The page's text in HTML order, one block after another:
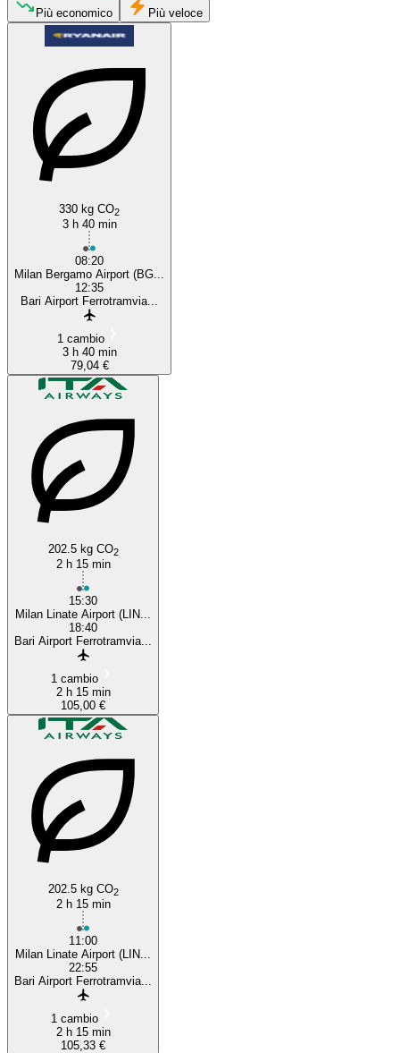
Milan
Più economico Più veloce
330 kg CO2
3 h 40 min
08:20
Milan Bergamo Airport (BG...
12:35
Bari Airport Ferrotramvia...
1 cambio
3 h 40 min
79,04 €
202.5 kg CO2
2 h 15 min
15:30
Milan Linate Airport (LIN...
18:40
Bari Airport Ferrotramvia...
1 cambio
2 h 15 min
105,00 €
202.5 kg CO2
2 h 15 min
11:00
Milan Linate Airport (LIN...
22:55
Bari Airport Ferrotramvia...
1 cambio
2 h 15 min
105,33 €